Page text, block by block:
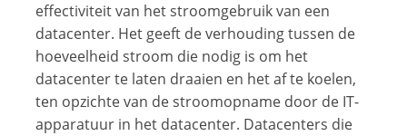
effectiviteit van het stroomgebruik van een
datacenter. Het geeft de verhouding tussen de
hoeveelheid stroom die nodig is om het
datacenter te laten draaien en het af te koelen,
ten opzichte van de stroomopname door de IT-
apparatuur in het datacenter. Datacenters die